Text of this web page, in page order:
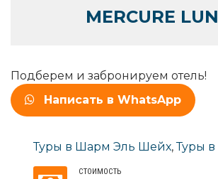
MERCURE
Подберем и забронируем отель!
Написать в WhatsApp
Туры в Шарм Эль Шейх,Туры в
СТОИМОСТЬ